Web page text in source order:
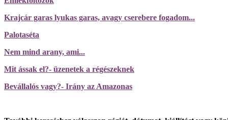
Krajcár garas lyukas garas, avagy cserebere fogadom...
Palotaséta
Nem mind arany, ami...
Mit ássak el?- üzenetek a régészeknek
Bevállalós vagy?- Irány az Amazonas